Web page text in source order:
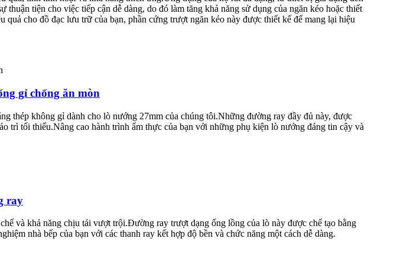
tiện cho việc tiếp cận dễ dàng, do đó làm tăng khả năng sử dụng của ngăn kéo hoặc thiết
cho đồ đạc lưu trữ của bạn, phần cứng trượt ngăn kéo này được thiết kế để mang lại hiệu
gỉ chống ăn mòn
thép không gỉ dành cho lò nướng 27mm của chúng tôi.Những đường ray đầy đủ này, được
trì tối thiểu.Nâng cao hành trình ẩm thực của bạn với những phụ kiện lò nướng đáng tin cậy và
ray
và khả năng chịu tải vượt trội.Đường ray trượt dạng ống lồng của lò này được chế tạo bằng
nhà bếp của bạn với các thanh ray kết hợp độ bền và chức năng một cách dễ dàng.